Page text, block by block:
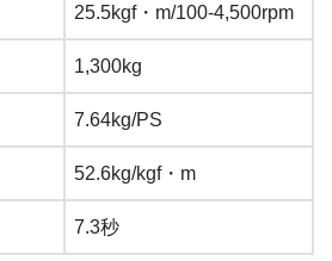
25.5kgf・m/100-4,500rpm
1,300kg
7.64kg/PS
52.6kg/kgf・m
7.3秒